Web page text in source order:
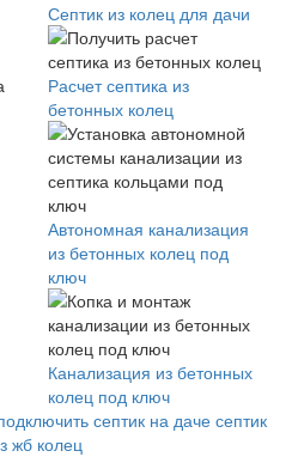
Септик из колец для дачи
Расчет септика из
бетонных колец
Автономная канализация
из бетонных колец под
ключ
Канализация из бетонных
колец под ключ
септик на даче септик
жб колец